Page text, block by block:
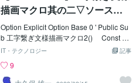
描画マクロ其の二▽ソースコ
ード
Option Explicit Option Base 0 ' Public Su
b 工字繋ぎ文様描画マクロ2() Const KO
JILEFT = 150 '描画開始位置Ｘ Co
Ｙ ' Const KOJIPRAT = 5 'ポリ
ライン描画倍率 ' Const KOJICOLS =
記事
IT・テクノロジー
9